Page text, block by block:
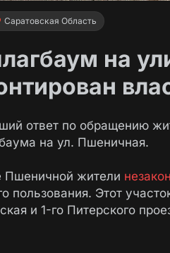
Саратовская Область
на
ответ по обращению
на ул. Пшеничная.
Пшеничной жители
пользования. Этот
и 1-го Питерского